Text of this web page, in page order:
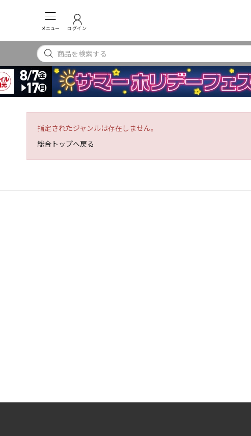
メニュー ログイン
INSTAGRAM
指定されたジャンルは存在しません。
総合トップへ戻る